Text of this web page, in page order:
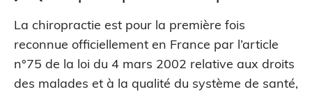
La chiropractie est pour la première fois
reconnue officiellement en France par l’article
n°75 de la loi du 4 mars 2002 relative aux droits
des malades et à la qualité du système de santé,